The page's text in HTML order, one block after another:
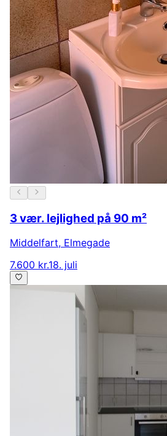
3 vær. lejlighed på 90 m²
Middelfart, Elmegade
7.600 kr.18. juli